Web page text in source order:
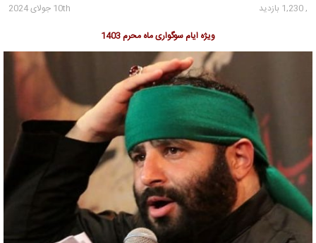
, 1,230 بازدید
10th جولای 2024
ویژه ایام سوگواری ماه محرم 1403